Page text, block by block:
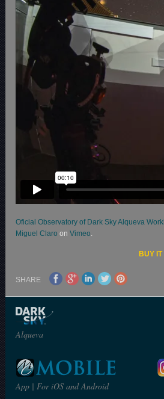
Oficial Observatory of Dark Sky Alqueva
Miguel Claro onVimeo.
BUY IT
SHARE
Alqueva
App | For iOS and Android